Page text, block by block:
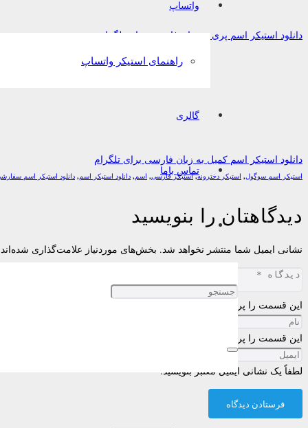
واتساپ
راهنمای استیکر واتساپ
گالری
تماس باما
دانلود استیکر اسم پری به زبان فارسی برای تلگرام
دانلود استیکر اسم کمیل به زبان فارسی برای تلگرام
استیکر اسم سوگول, استیکر دخترونه,استیکر فارسی, اسم, دانلود استیکر اسم, دانلود استیکر اسم
دیدگاهتان را بنویسید
نشانی ایمیل شما منتشر نخواهد شد. بخش‌های موردنیاز علامت‌گذاری شده‌اند
این قسمت را پر کنید
این قسمت را پر کنید
لطفاً یک نشانی ایمیل معتبر بنویسید.
فرستادن دیدگاه